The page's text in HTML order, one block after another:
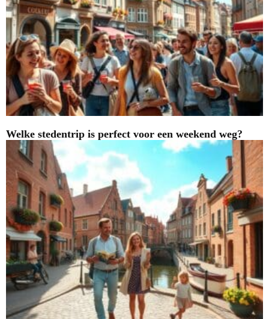
Welke stedentrip is perfect voor een weekend weg?